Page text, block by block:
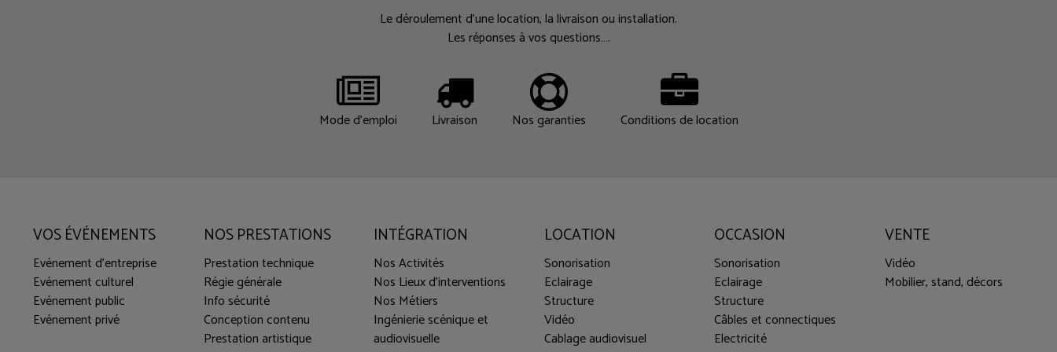
Le déroulement d’une location, la livraison ou installation.
Les réponses à vos questions….
Mode d'emploi Livraison Nos garanties Conditions de location
VOS ÉVÉNEMENTS
Evénement d'entreprise
Evénement culturel
Evénement public
Evénement privé
NOS PRESTATIONS
Prestation technique
Régie générale
Info sécurité
Conception contenu
Prestation artistique
INTÉGRATION
Nos Activités
Nos Lieux d'interventions
Nos Métiers
Ingénierie scénique et
audiovisuelle
LOCATION
Sonorisation
Eclairage
Structure
Vidéo
Cablage audiovisuel
OCCASION
Sonorisation
Eclairage
Structure
Câbles et connectiques
Electricité
VENTE
Vidéo
Mobilier, stand, décors